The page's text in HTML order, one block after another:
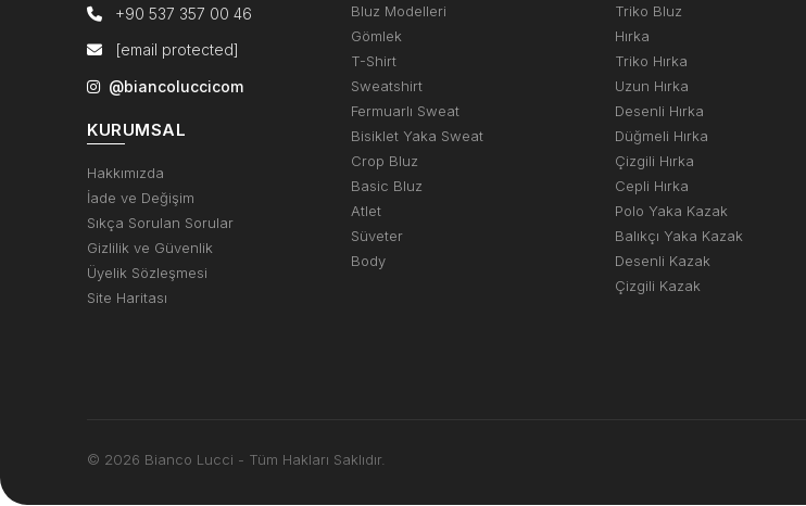
+90 537 357 00 46
[email protected]
@biancoluccicom
KURUMSAL
Hakkımızda
İade ve Değişim
Sıkça Sorulan Sorular
Gizlilik ve Güvenlik
Üyelik Sözleşmesi
Site Haritası
Bluz Modelleri
Gömlek
T-Shirt
Sweatshirt
Fermuarlı Sweat
Bisiklet Yaka Sweat
Crop Bluz
Basic Bluz
Atlet
Süveter
Body
Triko Bluz
Hırka
Triko Hırka
Uzun Hırka
Desenli Hırka
Düğmeli Hırka
Çizgili Hırka
Cepli Hırka
Polo Yaka Kazak
Balıkçı Yaka Kazak
Desenli Kazak
Çizgili Kazak
© 2026 Bianco Lucci - Tüm Hakları Saklıdır.